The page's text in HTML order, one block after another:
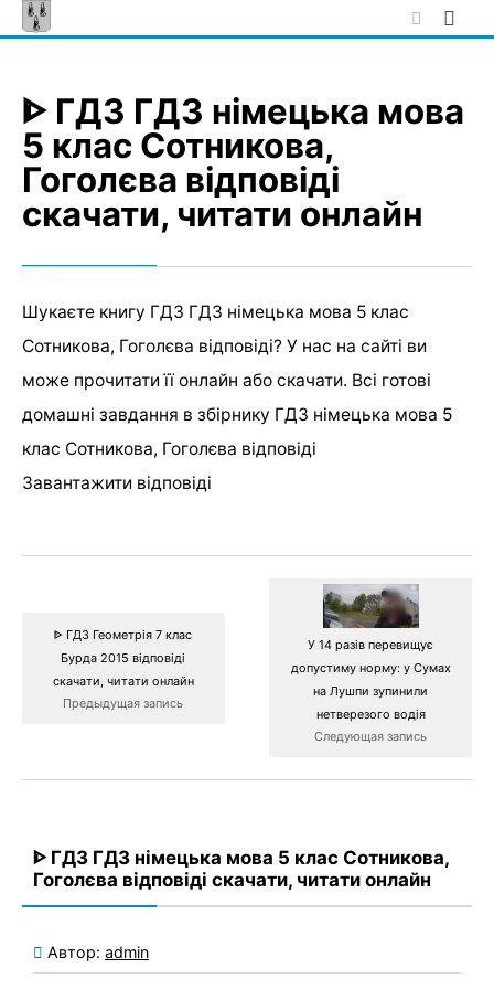
Skip
to
ᐈ ГДЗ ГДЗ німецька мова
5 клас Сотникова,
Гоголєва відповіді
скачати, читати онлайн
Шукаєте книгу ГДЗ ГДЗ німецька мова 5 клас
Сотникова, Гоголєва відповіді? У нас на сайті ви
може прочитати її онлайн або скачати. Всі готові
домашні завдання в збірнику ГДЗ німецька мова 5
клас Сотникова, Гоголєва відповіді
Завантажити відповіді
ᐈ ГДЗ Геометрія 7 клас
Бурда 2015 відповіді
скачати, читати онлайн
Предыдущая запись
У 14 разів перевищує
допустиму норму: у Сумах
на Лушпи зупинили
нетверезого водія
Следующая запись
ᐈ ГДЗ ГДЗ німецька мова 5 клас Сотникова,
Гоголєва відповіді скачати, читати онлайн
Автор: admin